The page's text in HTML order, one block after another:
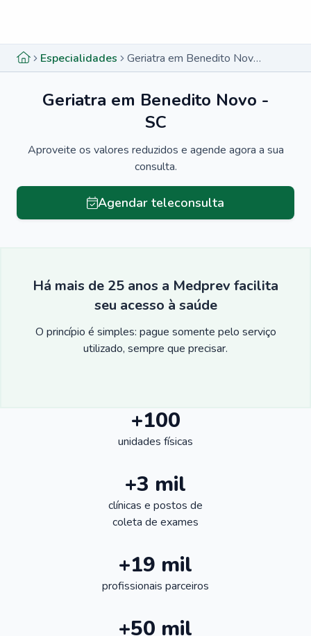
Especialidades Geriatra em Benedito Novo - SC
Geriatra em Benedito Novo -
SC
Aproveite os valores reduzidos e agende agora a sua
consulta.
Agendar teleconsulta
Há mais de 25 anos a Medprev facilita
seu acesso à saúde
O princípio é simples: pague somente pelo serviço
utilizado, sempre que precisar.
+100
unidades físicas
+3 mil
clínicas e postos de
coleta de exames
+19 mil
profissionais parceiros
+50 mil